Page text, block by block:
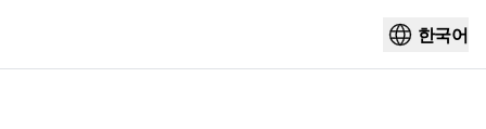
한국어